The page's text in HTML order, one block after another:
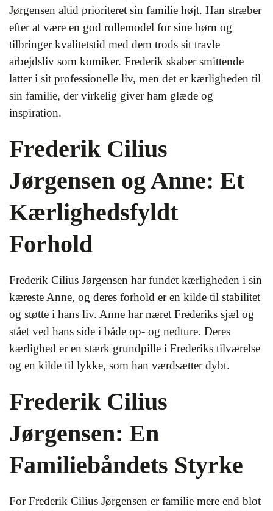
Jørgensen altid prioriteret sin familie højt. Han stræber
efter at være en god rollemodel for sine børn og
tilbringer kvalitetstid med dem trods sit travle
arbejdsliv som komiker. Frederik skaber smittende
latter i sit professionelle liv, men det er kærligheden til
sin familie, der virkelig giver ham glæde og
inspiration.
Frederik Cilius
Jørgensen og Anne: Et
Kærlighedsfyldt
Forhold
Frederik Cilius Jørgensen har fundet kærligheden i sin
kæreste Anne, og deres forhold er en kilde til stabilitet
og støtte i hans liv. Anne har næret Frederiks sjæl og
stået ved hans side i både op- og nedture. Deres
kærlighed er en stærk grundpille i Frederiks tilværelse
og en kilde til lykke, som han værdsætter dybt.
Frederik Cilius
Jørgensen: En
Familiebåndets Styrke
For Frederik Cilius Jørgensen er familie mere end blot